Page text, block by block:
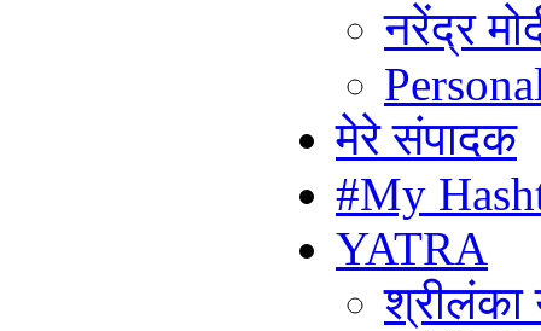
नरेंद्र
मेरे संपादक
#My
YATRA
श्रीलंका